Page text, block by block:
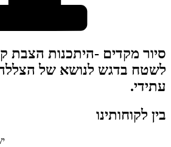
סיור מקדים -היתכנות הצבת
לשטח בדגש לנושא של
עתידי.
בין לקוחותינו